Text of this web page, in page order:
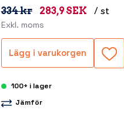
334 kr 283,9 SEK / st
Exkl. moms
Lägg i varukorgen
100+ i lager
Jämför